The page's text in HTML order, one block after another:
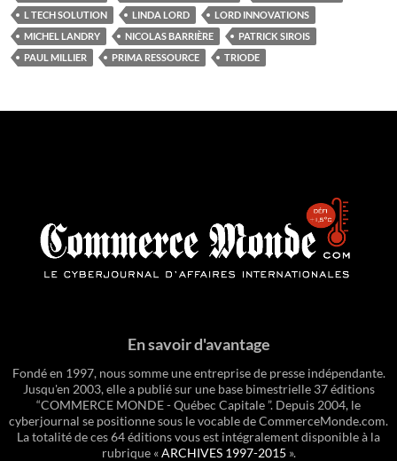
L TECH SOLUTION
LINDA LORD
LORD INNOVATIONS
MICHEL LANDRY
NICOLAS BARRIÈRE
PATRICK SIROIS
PAUL MILLIER
PRIMA RESSOURCE TRIODE
En savoir d'avantage
Fondé en 1997, nous somme une entreprise de presse indépendante.
Jusqu'en 2003, elle a publié sur une base bimestrielle 37 éditions
“COMMERCE MONDE - Québec Capitale ”. Depuis 2004, le
cyberjournal se positionne sous le vocable de CommerceMonde.com.
La totalité de ces 64 éditions vous est intégralement disponible à la
rubrique «ARCHIVES 1997-2015 ».